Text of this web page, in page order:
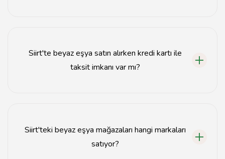
Siirt'te beyaz eşya satın alırken kredi kartı ile
taksit imkanı var mı?
Siirt'teki beyaz eşya mağazaları hangi markaları
satıyor?